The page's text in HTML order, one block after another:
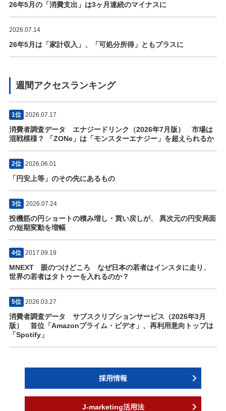
26年5月の「消費支出」は3ヶ月連続のマイナスに
2026.07.14
26年5月は「家計収入」、「可処分所得」ともプラスに
週間アクセスランキング
1位 2026.07.17
消費者調査データ エナジードリンク（2026年7月版） 市場は
混戦模様？ 「ZONe」は「モンスターエナジー」を超えられるか
2位 2026.06.01
「円安上等」のその先にあるもの
3位 2026.07.24
投機筋の円ショートの積み増し・買い戻しが、 異次元の円安局面
の短期変動を増幅
4位 2017.09.19
MNEXT 眼のつけどころ なぜ日本の若者はインスタに走り、
世界の若者はタトゥーを入れるのか？
5位 2026.03.27
消費者調査データ サブスクリプションサービス（2026年3月
版） 首位「Amazonプライム・ビデオ」、再利用意向トップは
「Spotify」
採用情報
J-marketing活用法